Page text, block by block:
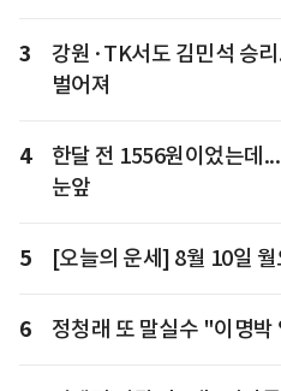
3
강원·TK서도 김민석 승
벌어져
4
한달 전 1556원이었는데
눈앞
5 [오늘의 운세] 8월 10일
6 정청래 또 말실수 "이명